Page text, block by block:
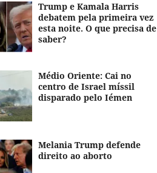
Trump e Kamala Harris
debatem pela primeira vez
esta noite. O que precisa de
saber?
Médio Oriente: Cai no
centro de Israel míssil
disparado pelo Iémen
Melania Trump defende
direito ao aborto